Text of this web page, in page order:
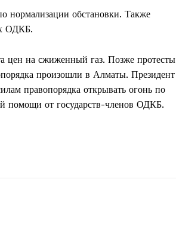
нормализации обстановки. Также
ОДКБ.
цен на сжиженный газ. Позже протесты
произошли в Алматы. Президент
правопорядка открывать огонь по
помощи от государств-членов ОДКБ.